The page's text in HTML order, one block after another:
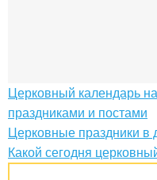
Церковный календарь
праздниками и постами
Церковные праздники в
Какой сегодня